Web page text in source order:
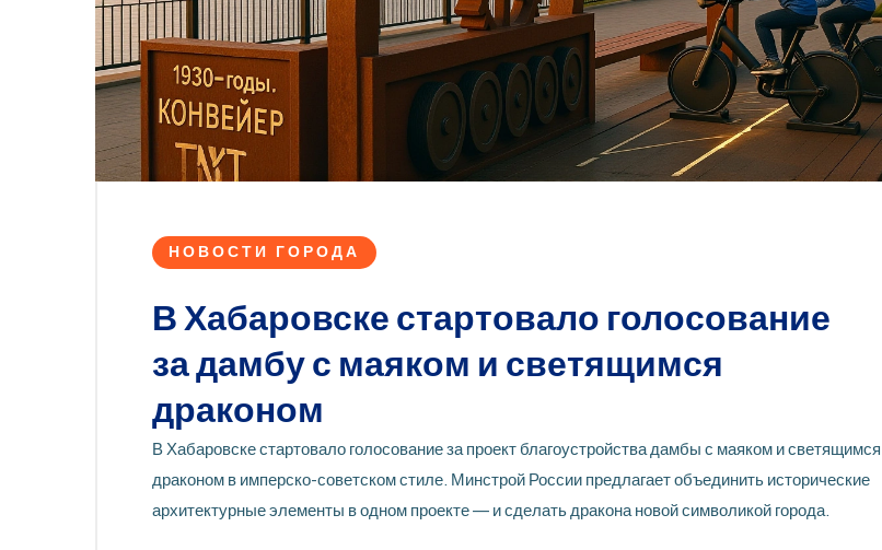
НОВОСТИ ГОРОДА
В Хабаровске стартовало голосование
за дамбу с маяком и светящимся
драконом
В Хабаровске стартовало голосование за проект благоустройства дамбы с маяком и светящимся
драконом в имперско-советском стиле. Минстрой России предлагает объединить исторические
архитектурные элементы в одном проекте — и сделать дракона новой символикой города.